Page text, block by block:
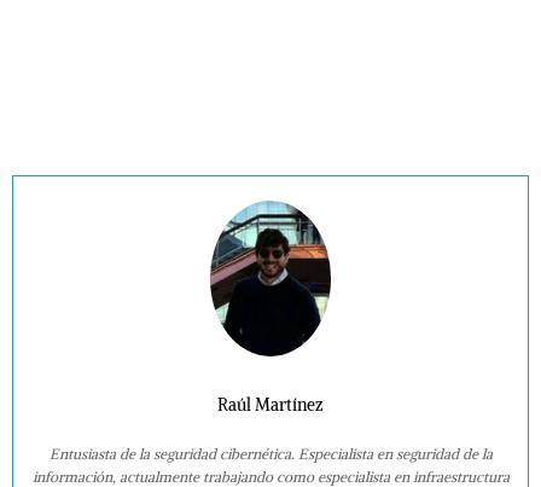
Raúl Martínez
Entusiasta de la seguridad cibernética. Especialista en seguridad de la
información, actualmente trabajando como especialista en infraestructura